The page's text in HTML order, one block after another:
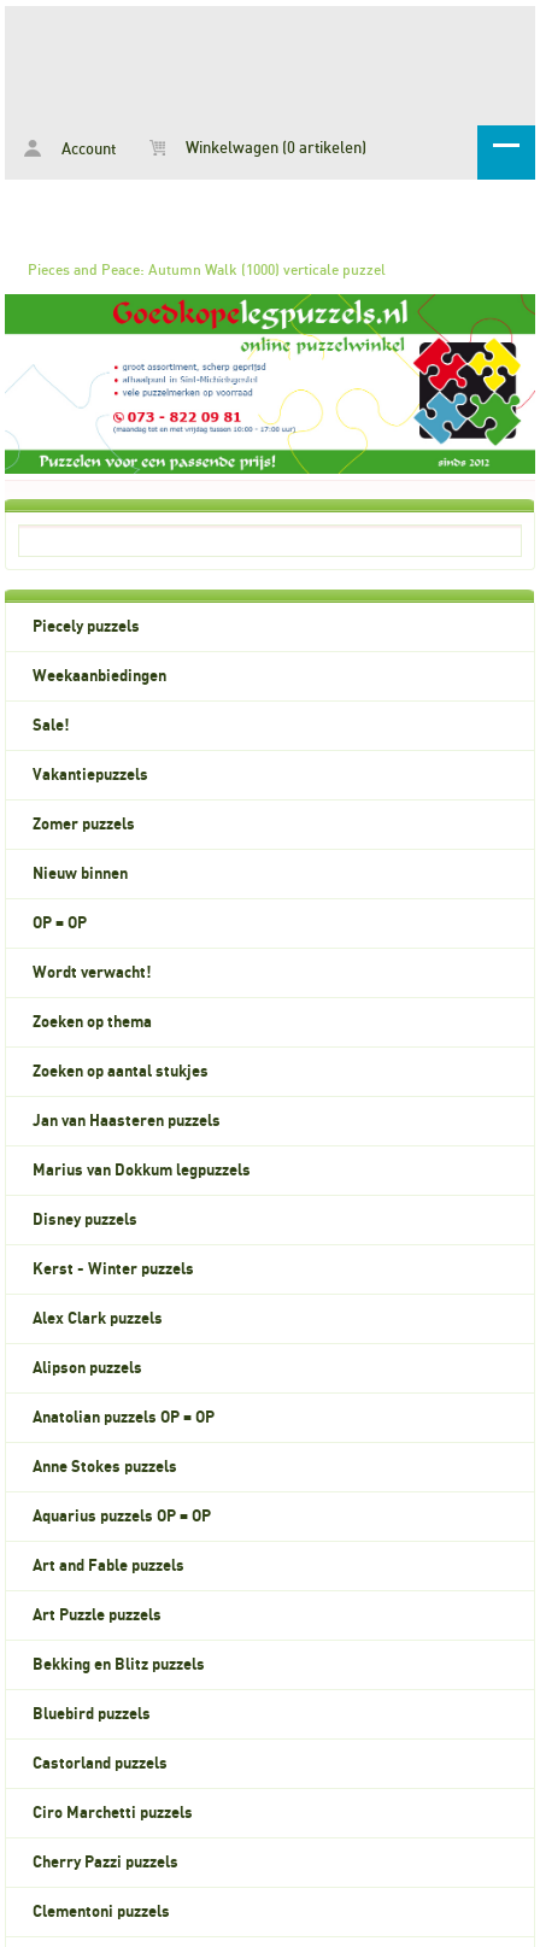
Account Winkelwagen (0 artikelen)
Pieces and Peace: Autumn Walk (1000) verticale puzzel
Piecely puzzels
Weekaanbiedingen
Sale!
Vakantiepuzzels
Zomer puzzels
Nieuw binnen
OP = OP
Wordt verwacht!
Zoeken op thema
Zoeken op aantal stukjes
Jan van Haasteren puzzels
Marius van Dokkum legpuzzels
Disney puzzels
Kerst - Winter puzzels
Alex Clark puzzels
Alipson puzzels
Anatolian puzzels OP = OP
Anne Stokes puzzels
Aquarius puzzels OP = OP
Art and Fable puzzels
Art Puzzle puzzels
Bekking en Blitz puzzels
Bluebird puzzels
Castorland puzzels
Ciro Marchetti puzzels
Cherry Pazzi puzzels
Clementoni puzzels